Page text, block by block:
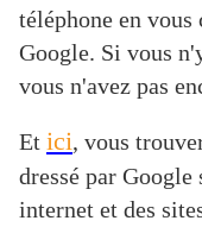
téléphone en
Google. Si vous
vous n'avez pas
Et ici, vous
dressé par Google
internet et des